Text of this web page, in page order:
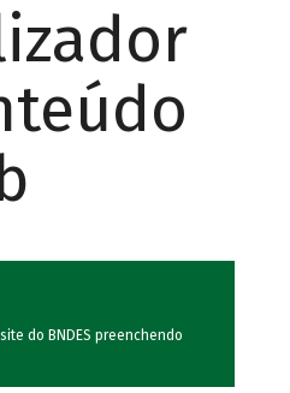
do BNDES preenchendo